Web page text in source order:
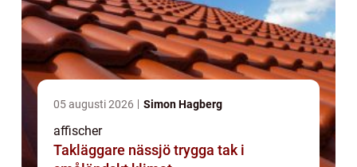
05 augusti 2026 Simon Hagberg
affischer
Takläggare nässjö trygga tak i